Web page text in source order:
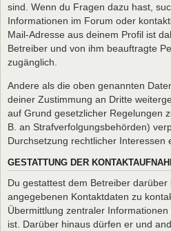
sind. Wenn du Fragen dazu hast,
Informationen im Forum oder
Mail-Adresse aus deinem Profil ist
Betreiber und von ihm beauftragte
zugänglich.
Andere als die oben genannten
deiner Zustimmung an Dritte
auf Grund gesetzlicher Regelungen
B. an Strafverfolgungsbehörden)
Durchsetzung rechtlicher Interessen
GESTATTUNG DER
Du gestattest dem Betreiber
angegebenen Kontaktdaten zu
Übermittlung zentraler
ist. Darüber hinaus dürfen er und